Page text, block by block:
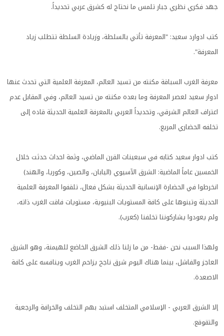
جهد فكري نظري جبار تلمس ما نحتاج له كشرق عربي تحديداً.
كتب ادوارد سعيد: "المعرفة تأتي بالسلطة، وزيادة السلطة تتطلب زياد
المعرفة".
معرفة الغرب السباقة مكنته من تسيد العالم، المعرفة العلمية التي تحدث عنها
ادوار سعيد لعصر المعرفة وما بعده مكنته من تسيد العالم، وفي المقابل عدم
اعتراف العالم الشرقي، وتحديداً العربي بالمعرفة العلمية الحديثة قاده إلى
تخلفه الحضاري المريع.
كتب ادوار سعيد كتابه في سبعينات القرن الماضي، وثمة احداث حدثت خلال
الخمسين عاماً الماضية: الشرق الآسيوي (اليابان، والصين، وكوريا، والهند)
انخرطوا في الحضارة الإنسانية الحديثة بشكل فعال، تلقفوا المعرفة العلمية
الحديثة وتبنوها على كافة المستويات البنيوية، مستويات فاقت الغرب ذاته،
ولم يعودوا يشاركوننا تخلفنا (كعرب).
ولهذا السبب نحن -فقط- من ما زلنا ذلك الشرق الخاضع للهيمنة، وهو الشرق
العاجز والفاشل، بينما هناك اليوم شرق ناجح يزاحم الغرب وينافسه على كافة
الاصعدة.
إلا الشرق العربي - الإسلامي المتخلف استبد بهم التخلف والخرافة والرجعية
والتقوقع.